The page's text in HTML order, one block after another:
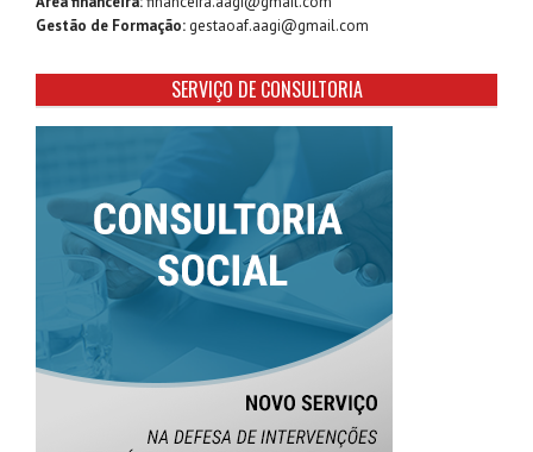
Gestão de Formação: gestaoaf.aagi@gmail.com
SERVIÇO DE CONSULTORIA